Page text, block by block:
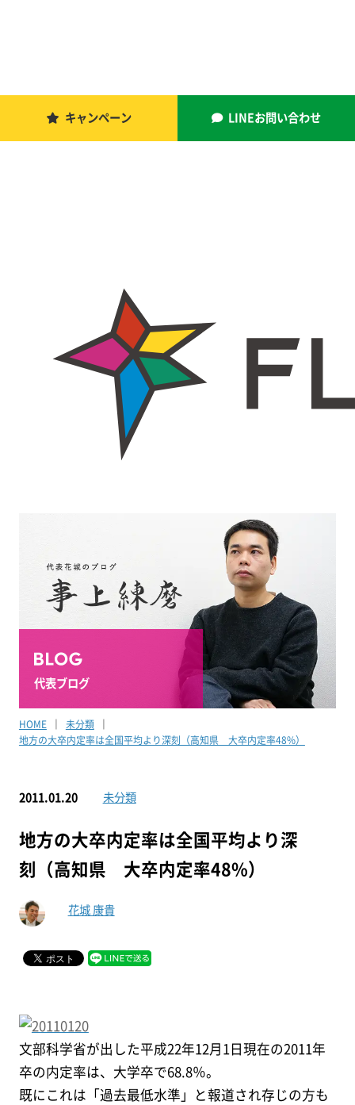
キャンペーン LINEお問い合わせ
代表ブログ
HOME
未分類
地方の大卒内定率は全国平均より深刻（高知県 大卒内定率48%）
2011.01.20 未分類
地方の大卒内定率は全国平均より深
刻（高知県 大卒内定率48%）
花城 康貴
文部科学省が出した平成22年12月1日現在の2011年
卒の内定率は、大学卒で68.8％。
既にこれは「過去最低水準」と報道され存じの方も